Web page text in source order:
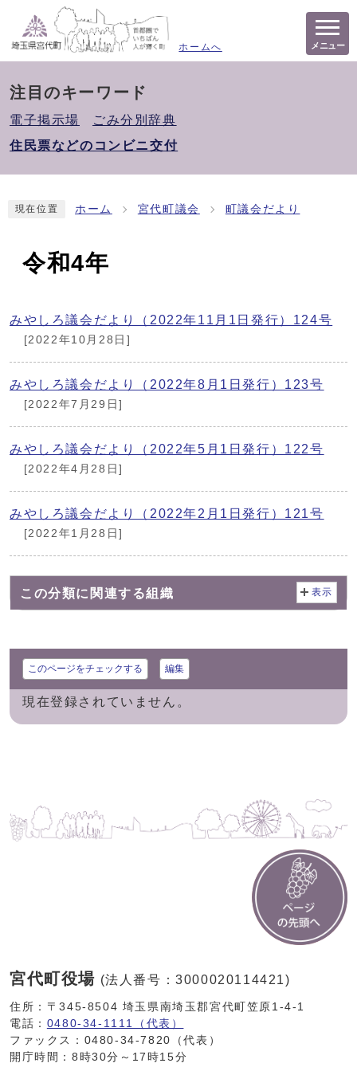
ホームへ メニュー
注目のキーワード
電子掲示場
ごみ分別辞典
住民票などのコンビニ交付
現在位置 ホーム 宮代町議会 町議会だより
令和4年
みやしろ議会だより（2022年11月1日発行）124号
[2022年10月28日]
みやしろ議会だより（2022年8月1日発行）123号
[2022年7月29日]
みやしろ議会だより（2022年5月1日発行）122号
[2022年4月28日]
みやしろ議会だより（2022年2月1日発行）121号
[2022年1月28日]
この分類に関連する組織 表示
このページをチェックする 編集
現在登録されていません。
宮代町役場 (法人番号：3000020114421)
住所：〒345-8504 埼玉県南埼玉郡宮代町笠原1-4-1
電話： 0480-34-1111（代表）
ファックス：0480-34-7820（代表）
開庁時間：8時30分～17時15分